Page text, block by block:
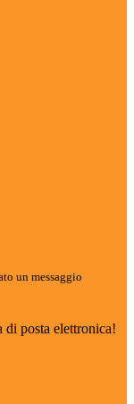
un messaggio
di posta elettronica!